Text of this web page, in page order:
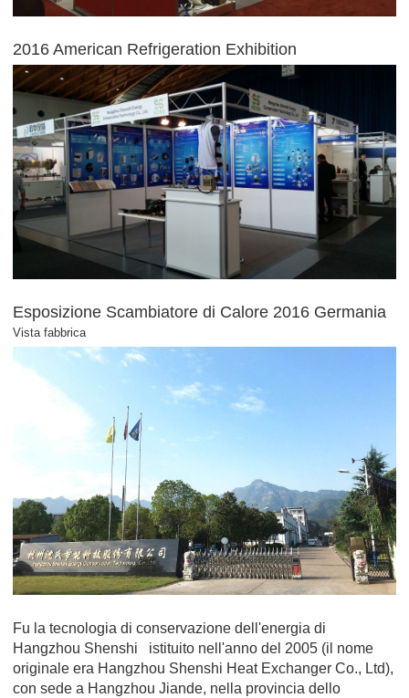
2016 American Refrigeration Exhibition
Esposizione Scambiatore di Calore 2016 Germania
Vista fabbrica
Fu la tecnologia di conservazione dell'energia di
Hangzhou Shenshi
istituito nell'anno del 2005 (il nome
originale era Hangzhou Shenshi Heat Exchanger Co., Ltd),
con sede a Hangzhou Jiande, nella provincia dello